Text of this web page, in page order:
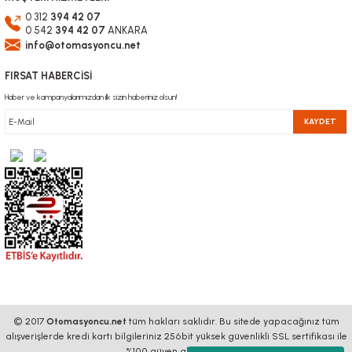
0 312 394 42 07
0 542 394 42 07 ANKARA
info@otomasyoncu.net
FIRSAT HABERCİSİ
Haber ve kampanyalarımızdan ilk sizin haberiniz olsun!
KAYDET
© 2017 Otomasyoncu.net tüm hakları saklıdır. Bu sitede yapacağınız tüm
alışverişlerde kredi kartı bilgileriniz 256bit yüksek güvenlikli SSL sertifikası ile